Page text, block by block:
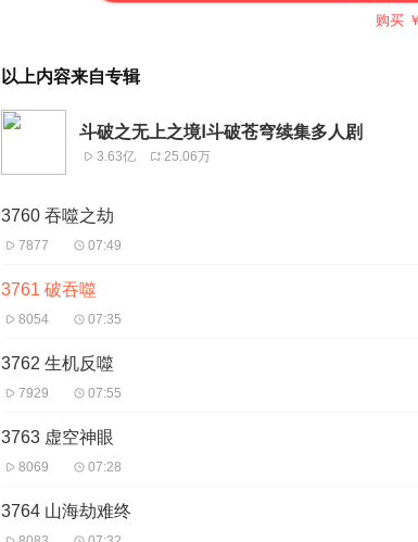
购买 ￥
以上内容来自专辑
斗破之无上之境Ⅰ斗破苍穹续集多人剧
3.63亿 25.06万
3760 吞噬之劫
7877 07:49
3761 破吞噬
8054 07:35
3762 生机反噬
7929 07:55
3763 虚空神眼
8069 07:28
3764 山海劫难终